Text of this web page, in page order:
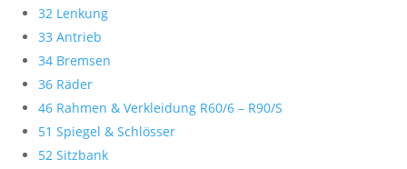
32 Lenkung
33 Antrieb
34 Bremsen
36 Räder
46 Rahmen & Verkleidung R60/6 – R90/S
51 Spiegel & Schlösser
52 Sitzbank